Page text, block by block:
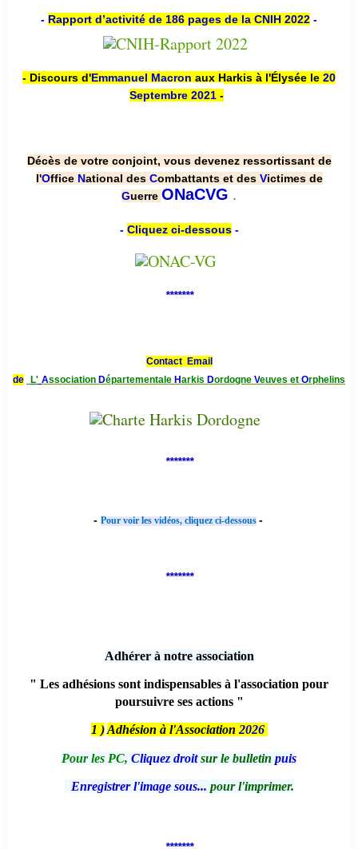
- Rapport d’activité de 186 pages de la CNIH 2022 -
- Discours d'Emmanuel Macron aux Harkis à l'Élysée le 20
Septembre 2021 -
Décès de votre conjoint, vous devenez ressortissant de
l'Office National des Combattants et des Victimes de
Guerre ONaCVG .
- Cliquez ci-dessous-
*******
Contact Email
de L' Association Départementale Harkis Dordogne Veuves et Orphelins
*******
- Pour voir les vidéos, cliquez ci-dessous -
*******
Adhérer à notre association
" Les adhésions sont indispensables à l'association pour
poursuivre ses actions "
1 )Adhésion à l'Association 2026
Pour les PC, Cliquez droitsur le bulletin puis
Enregistrer l'image sous... pour l'imprimer.